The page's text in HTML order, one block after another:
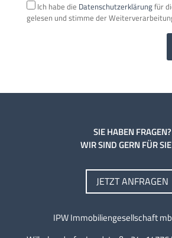
Ich habe die Datenschutzerklärungfür
gelesen und stimme der
r
SIE HABEN FRAGEN?
WIR SIND GERN FÜR
JETZT ANFRAGEN
IPW Immobiliengesellschaft